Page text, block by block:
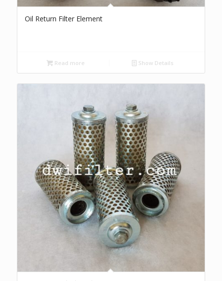
Oil Return Filter Element
Read more Show Details